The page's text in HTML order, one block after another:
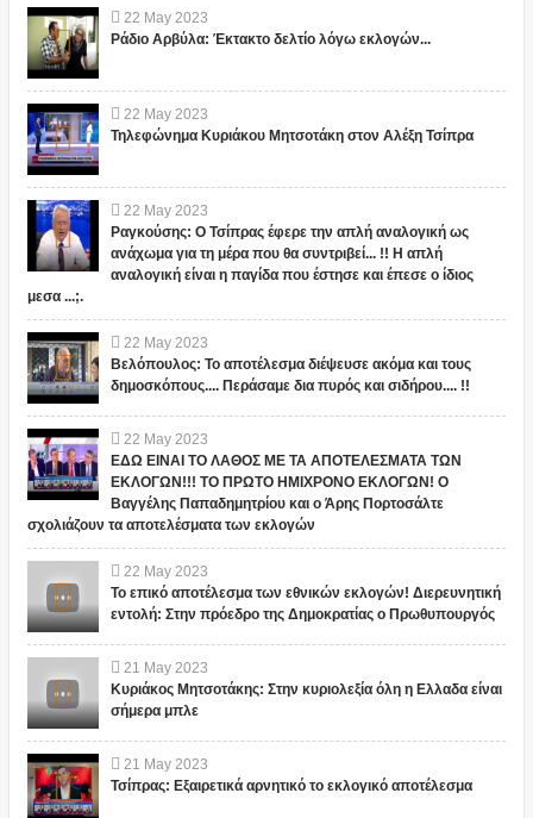
22 May 2023
Ράδιο Αρβύλα: Έκτακτο δελτίο λόγω εκλογών...
22 May 2023
Τηλεφώνημα Κυριάκου Μητσοτάκη στον Αλέξη Τσίπρα
22 May 2023
Ραγκούσης: Ο Τσίπρας έφερε την απλή αναλογική ως
ανάχωμα για τη μέρα που θα συντριβεί... !! Η απλή
αναλογική είναι η παγίδα που έστησε και έπεσε ο ίδιος
μεσα ...;.
22 May 2023
Βελόπουλος: Το αποτέλεσμα διέψευσε ακόμα και τους
δημοσκόπους.... Περάσαμε δια πυρός και σιδήρου.... !!
22 May 2023
ΕΔΩ ΕΙΝΑΙ ΤΟ ΛΑΘΟΣ ΜΕ ΤΑ ΑΠΟΤΕΛΕΣΜΑΤΑ ΤΩΝ
ΕΚΛΟΓΩΝ!!! ΤΟ ΠΡΩΤΟ ΗΜΙΧΡΟΝΟ ΕΚΛΟΓΩΝ! Ο
Βαγγέλης Παπαδημητρίου και ο Άρης Πορτοσάλτε
σχολιάζουν τα αποτελέσματα των εκλογών
22 May 2023
Το επικό αποτέλεσμα των εθνικών εκλογών! Διερευνητική
εντολή: Στην πρόεδρο της Δημοκρατίας ο Πρωθυπουργός
21 May 2023
Κυριάκος Μητσοτάκης: Στην κυριολεξία όλη η Ελλαδα είναι
σήμερα μπλε
21 May 2023
Τσίπρας: Εξαιρετικά αρνητικό το εκλογικό αποτέλεσμα